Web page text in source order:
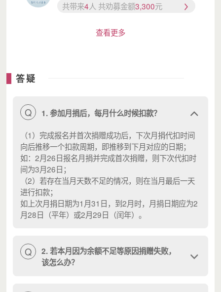
妈妈常常告诉我，等我长大了，一定要感恩所有在背后帮我的
也希望有更多的叔叔阿姨可以一起见证我们的成长。
共带来4人 共劝募金额3,300元
查看更多
答疑
Q 1. 参加月捐后，每月什么时候扣款？
（1）完成报名并首次捐赠成功后，下次月捐代扣时间
向后推移一个扣款周期，即推移到下月对应的日期；
如：2月26日报名月捐并完成首次捐赠，则下次代扣时
间为3月26日；
（2）若存在当月天数不足的情况，则在当月最后一天
进行扣款；
如上次月捐日期为1月31日，到2月时，月捐日期应为2
月28日（平年）或2月29日（闰年）。
Q
2. 若本月因为余额不足等原因捐赠失败，
该怎么办？